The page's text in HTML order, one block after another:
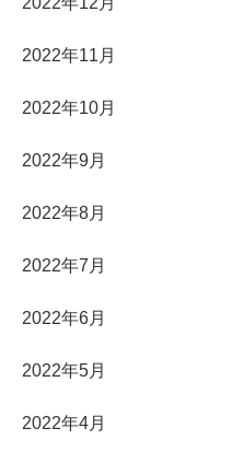
2022年11月
2022年10月
2022年9月
2022年8月
2022年7月
2022年6月
2022年5月
2022年4月